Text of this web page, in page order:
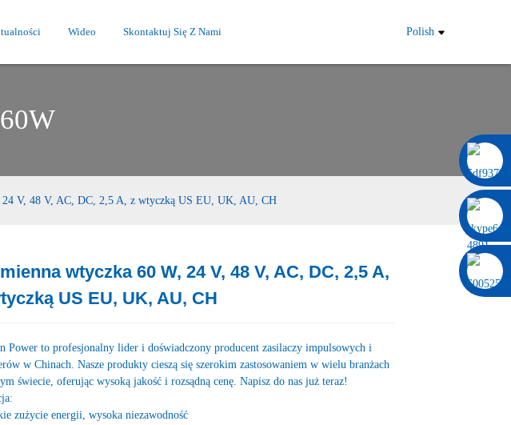
Wideo Skontaktuj Się Z Nami Polish
24 V, 48 V, AC, DC, 2,5 A, z wtyczką US EU, UK, AU, CH
Loading...
Loading...
wtyczka 60 W, 24 V, 48 V, AC, DC, 2,5 A,
US EU, UK, AU, CH
Power to profesjonalny lider i doświadczony producent zasilaczy impulsowych i
w Chinach. Nasze produkty cieszą się szerokim zastosowaniem w wielu branżach
świecie, oferując wysoką jakość i rozsądną cenę. Napisz do nas już teraz!
zużycie energii, wysoka niezawodność